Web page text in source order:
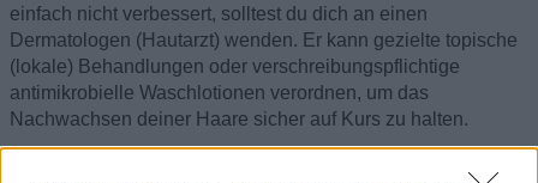
einfach nicht verbessert, solltest du dich an einen
Dermatologen (Hautarzt) wenden. Er kann gezielte topische
(lokale) Behandlungen oder verschreibungspflichtige
antimikrobielle Waschlotionen verordnen, um das
Nachwachsen deiner Haare sicher auf Kurs zu halten.